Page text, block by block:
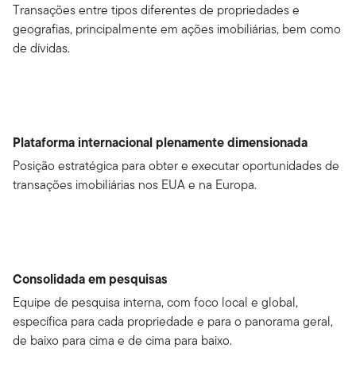
Transações entre tipos diferentes de propriedades e
geografias, principalmente em ações imobiliárias, bem como
de dívidas.
Plataforma internacional plenamente dimensionada
Posição estratégica para obter e executar oportunidades de
transações imobiliárias nos EUA e na Europa.
Consolidada em pesquisas
Equipe de pesquisa interna, com foco local e global,
específica para cada propriedade e para o panorama geral,
de baixo para cima e de cima para baixo.